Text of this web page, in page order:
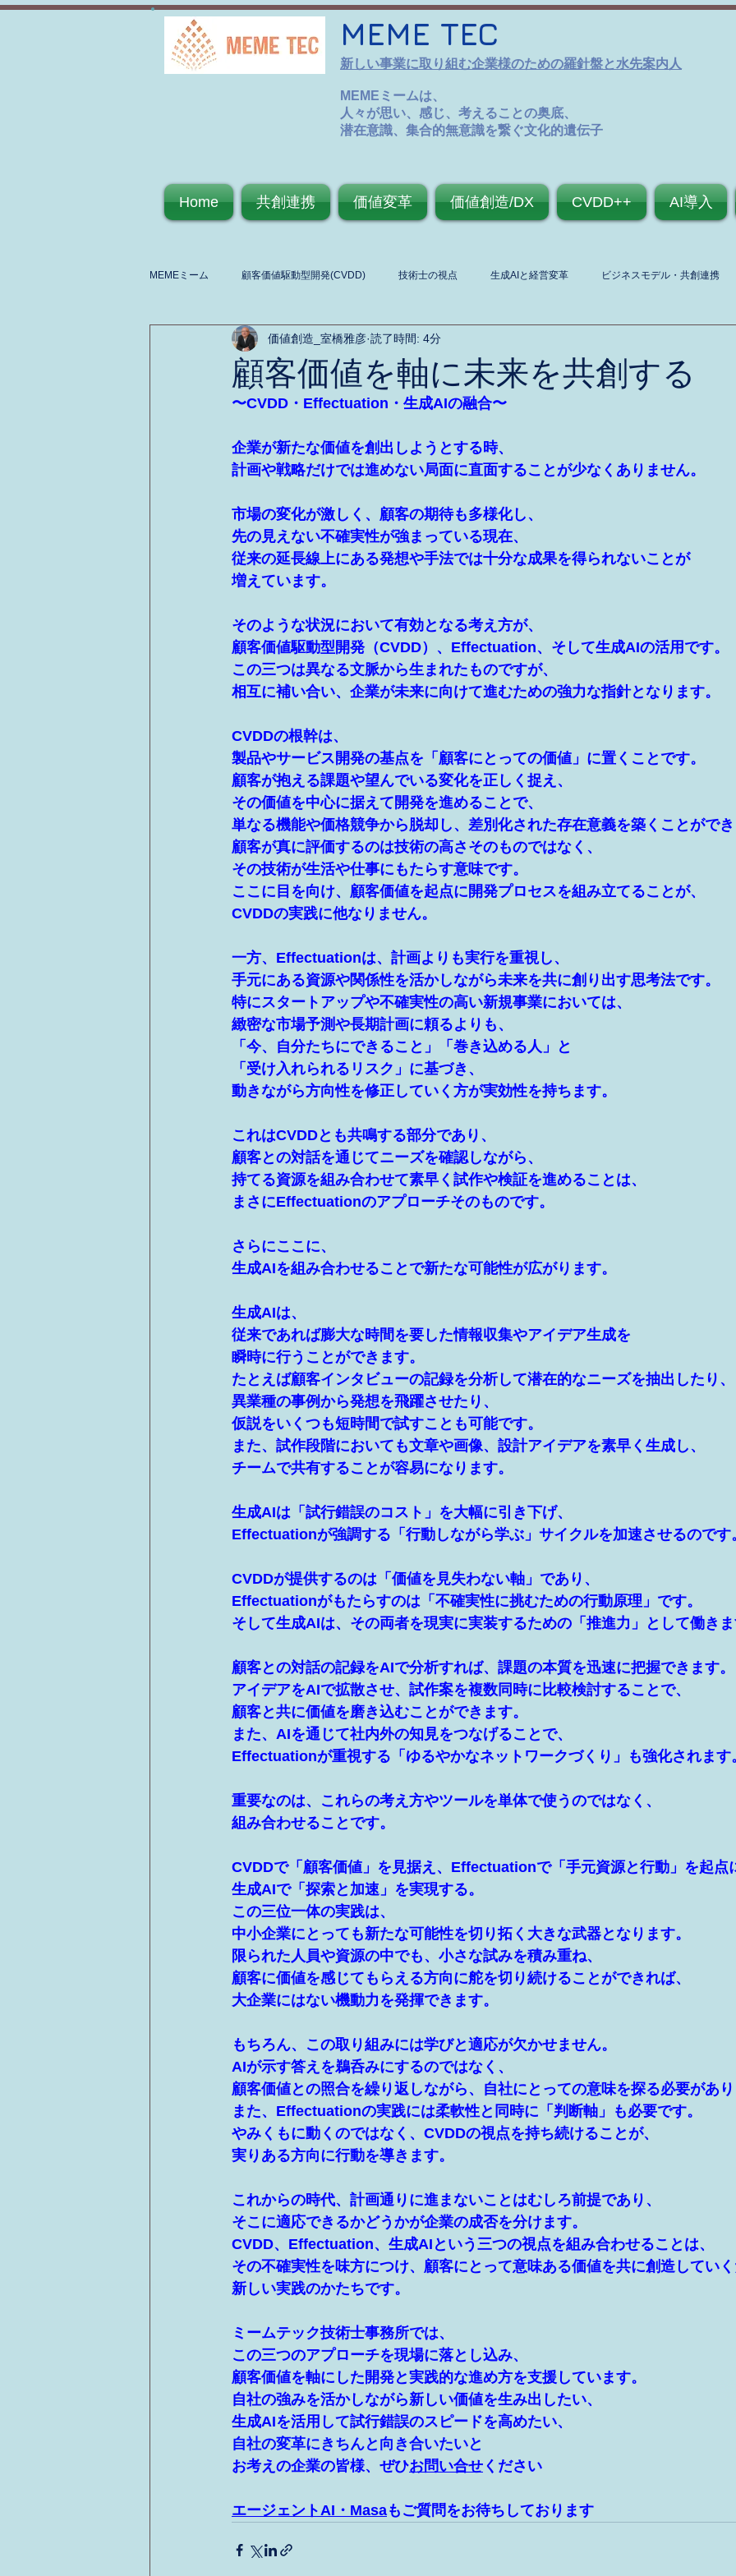
MEME TEC
新しい事業に取り組む企業様のための羅針盤と水先案内人
MEMEミームは、
人々が思い、感じ、考えることの奥底、
潜在意識、集合的無意識を繋ぐ文化的遺伝子
Home 共創連携 価値変革 価値創造/DX CVDD++ AI導入
MEMEミーム 顧客価値駆動型開発(CVDD) 技術士の視点 生成AIと経営変革 ビジネスモデル・共創連携
顧客価値を軸に未来を共創する
価値創造_室橋雅彦 読了時間: 4分
〜CVDD・Effectuation・生成AIの融合〜
企業が新たな価値を創出しようとする時、
計画や戦略だけでは進めない局面に直面することが少なくありません。
市場の変化が激しく、顧客の期待も多様化し、
先の見えない不確実性が強まっている現在、
従来の延長線上にある発想や手法では十分な成果を得られないことが
増えています。
そのような状況において有効となる考え方が、
顧客価値駆動型開発（CVDD）、Effectuation、そして生成AIの活用です。
この三つは異なる文脈から生まれたものですが、
相互に補い合い、企業が未来に向けて進むための強力な指針となります。
CVDDの根幹は、
製品やサービス開発の基点を「顧客にとっての価値」に置くことです。
顧客が抱える課題や望んでいる変化を正しく捉え、
その価値を中心に据えて開発を進めることで、
単なる機能や価格競争から脱却し、差別化された存在意義を築くことがで
顧客が真に評価するのは技術の高さそのものではなく、
その技術が生活や仕事にもたらす意味です。
ここに目を向け、顧客価値を起点に開発プロセスを組み立てることが、
CVDDの実践に他なりません。
一方、Effectuationは、計画よりも実行を重視し、
手元にある資源や関係性を活かしながら未来を共に創り出す思考法です。
特にスタートアップや不確実性の高い新規事業においては、
緻密な市場予測や長期計画に頼るよりも、
「今、自分たちにできること」「巻き込める人」と
「受け入れられるリスク」に基づき、
動きながら方向性を修正していく方が実効性を持ちます。
これはCVDDとも共鳴する部分であり、
顧客との対話を通じてニーズを確認しながら、
持てる資源を組み合わせて素早く試作や検証を進めることは、
まさにEffectuationのアプローチそのものです。
さらにここに、
生成AIを組み合わせることで新たな可能性が広がります。
生成AIは、
従来であれば膨大な時間を要した情報収集やアイデア生成を
瞬時に行うことができます。
たとえば顧客インタビューの記録を分析して潜在的なニーズを抽出したり、
異業種の事例から発想を飛躍させたり、
仮説をいくつも短時間で試すことも可能です。
また、試作段階においても文章や画像、設計アイデアを素早く生成し、
チームで共有することが容易になります。
生成AIは「試行錯誤のコスト」を大幅に引き下げ、
Effectuationが強調する「行動しながら学ぶ」サイクルを加速させるのです
CVDDが提供するのは「価値を見失わない軸」であり、
Effectuationがもたらすのは「不確実性に挑むための行動原理」です。
そして生成AIは、その両者を現実に実装するための「推進力」として働き
顧客との対話の記録をAIで分析すれば、課題の本質を迅速に把握できます。
アイデアをAIで拡散させ、試作案を複数同時に比較検討することで、
顧客と共に価値を磨き込むことができます。
また、AIを通じて社内外の知見をつなげることで、
Effectuationが重視する「ゆるやかなネットワークづくり」も強化されます
重要なのは、これらの考え方やツールを単体で使うのではなく、
組み合わせることです。
CVDDで「顧客価値」を見据え、Effectuationで「手元資源と行動」を起点
生成AIで「探索と加速」を実現する。
この三位一体の実践は、
中小企業にとっても新たな可能性を切り拓く大きな武器となります。
限られた人員や資源の中でも、小さな試みを積み重ね、
顧客に価値を感じてもらえる方向に舵を切り続けることができれば、
大企業にはない機動力を発揮できます。
もちろん、この取り組みには学びと適応が欠かせません。
AIが示す答えを鵜呑みにするのではなく、
顧客価値との照合を繰り返しながら、自社にとっての意味を探る必要があ
また、Effectuationの実践には柔軟性と同時に「判断軸」も必要です。
やみくもに動くのではなく、CVDDの視点を持ち続けることが、
実りある方向に行動を導きます。
これからの時代、計画通りに進まないことはむしろ前提であり、
そこに適応できるかどうかが企業の成否を分けます。
CVDD、Effectuation、生成AIという三つの視点を組み合わせることは、
その不確実性を味方につけ、顧客にとって意味ある価値を共に創造してい
新しい実践のかたちです。
ミームテック技術士事務所では、
この三つのアプローチを現場に落とし込み、
顧客価値を軸にした開発と実践的な進め方を支援しています。
自社の強みを活かしながら新しい価値を生み出したい、
生成AIを活用して試行錯誤のスピードを高めたい、
自社の変革にきちんと向き合いたいと
お考えの企業の皆様、ぜひお問い合せ ください
エージェントAI・Masaもご質問をお待ちしております